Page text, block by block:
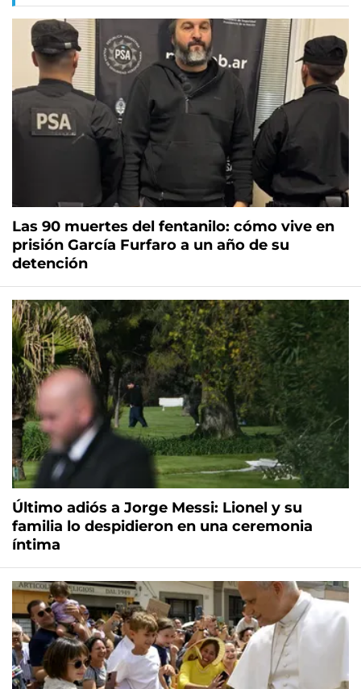
Las 90 muertes del fentanilo: cómo vive en
prisión García Furfaro a un año de su
detención
Último adiós a Jorge Messi: Lionel y su
familia lo despidieron en una ceremonia
íntima